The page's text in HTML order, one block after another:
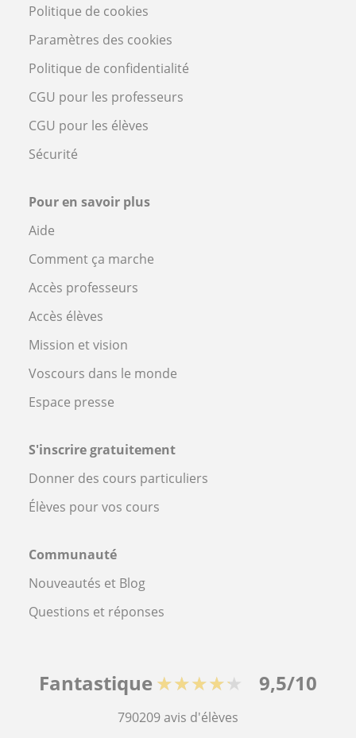
Politique de cookies
Paramètres des cookies
Politique de confidentialité
CGU pour les professeurs
CGU pour les élèves
Sécurité
Pour en savoir plus
Aide
Comment ça marche
Accès professeurs
Accès élèves
Mission et vision
Voscours dans le monde
Espace presse
S'inscrire gratuitement
Donner des cours particuliers
Élèves pour vos cours
Communauté
Nouveautés et Blog
Questions et réponses
Fantastique ★★★★★ 9,5/10
790209avis d'élèves